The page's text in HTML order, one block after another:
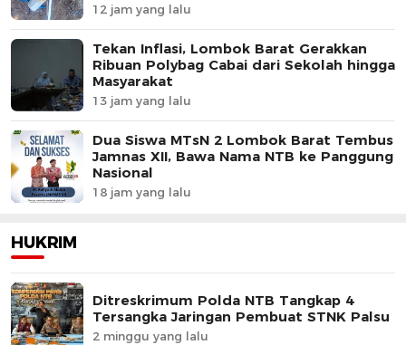
12 jam yang lalu
Tekan Inflasi, Lombok Barat Gerakkan
Ribuan Polybag Cabai dari Sekolah hingga
Masyarakat
13 jam yang lalu
Dua Siswa MTsN 2 Lombok Barat Tembus
Jamnas XII, Bawa Nama NTB ke Panggung
Nasional
18 jam yang lalu
HUKRIM
Ditreskrimum Polda NTB Tangkap 4
Tersangka Jaringan Pembuat STNK Palsu
2 minggu yang lalu